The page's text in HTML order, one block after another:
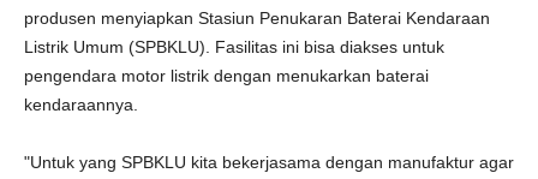
produsen menyiapkan Stasiun Penukaran Baterai Kendaraan
Listrik Umum (SPBKLU). Fasilitas ini bisa diakses untuk
pengendara motor listrik dengan menukarkan baterai
kendaraannya.
"Untuk yang SPBKLU kita bekerjasama dengan manufaktur agar